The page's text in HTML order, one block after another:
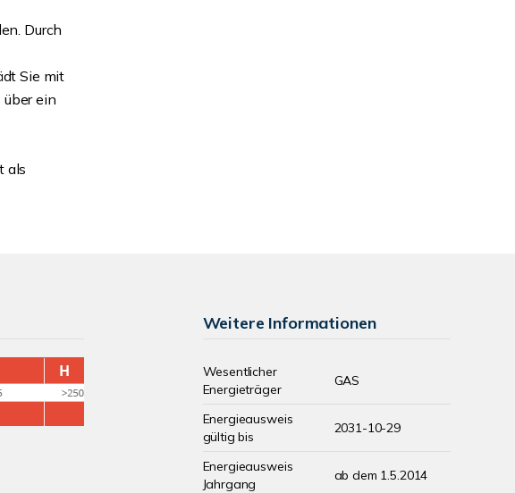
Durch
Sie mit
ein
als
Weitere Informationen
Wesentlicher
Energieträger
GAS
Energieausweis
gültig bis
2031-10-29
Energieausweis
Jahrgang
ab dem 1.5.2014